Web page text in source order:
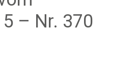
– Nr. 370